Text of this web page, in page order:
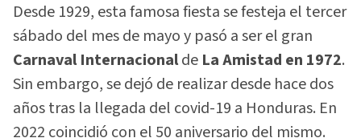
Desde 1929, esta famosa fiesta se festeja el tercer
sábado del mes de mayo y pasó a ser el gran
Carnaval Internacionalde La Amistad en 1972.
Sin embargo, se dejó de realizar desde hace dos
años tras la llegada del covid-19 a Honduras. En
2022 coincidió con el 50 aniversario del mismo.